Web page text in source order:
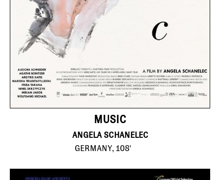
MUSIC
ANGELA SCHANELEC
GERMANY, 108'